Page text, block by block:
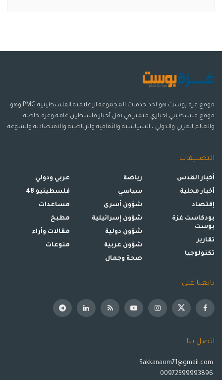
موقع غزة بوست هو احد خدمات المجموعة الإعلامية الفلسطينية PMG وهو
موقع فلسطيني اخباري متميز في نقل أخبار فلسطين عامة وغزة خاصة
والعالم العربي والدولي ، السياسية والثقافية والرياضية والاقتصادية والمنوعة
.
التصنيفات
أخبار القدس
أخبار محلية
إقتصاد
بودكاست غزة
بوست
تقارير
تكنولوجيا
رياضة
سياسي
شؤون أسرى
شؤون إسرائيلية
شؤون دولية
شؤون عربية
صحة وجمال
عربي ودولي
فلسطينيو 48
مساعدات
مطبخ
مقالات وأراء
منوعات
تابعنا على
اتصل بنا
Sakkanaom71@gmail.com